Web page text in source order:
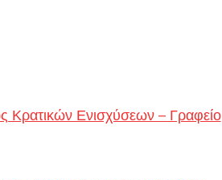
Κρατικών Ενισχύσεων – Γραφείο